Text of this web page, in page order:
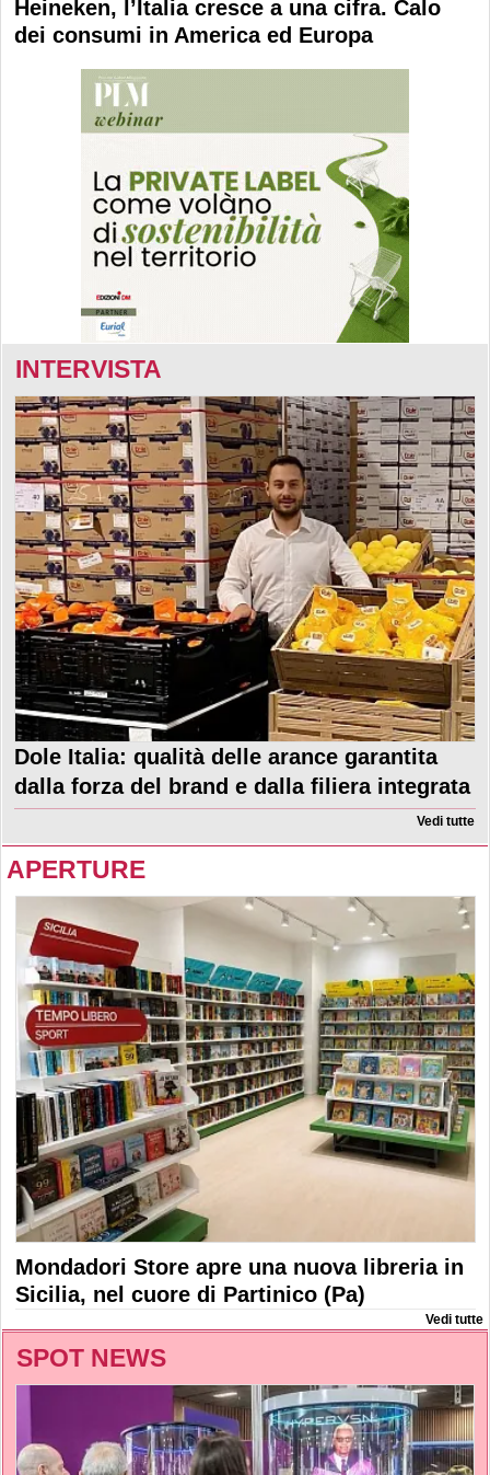
Heineken, l’Italia cresce a una cifra. Calo
dei consumi in America ed Europa
INTERVISTA
Dole Italia: qualità delle arance garantita
dalla forza del brand e dalla filiera integrata
Vedi tutte
APERTURE
Mondadori Store apre una nuova libreria in
Sicilia, nel cuore di Partinico (Pa)
Vedi tutte
SPOT NEWS